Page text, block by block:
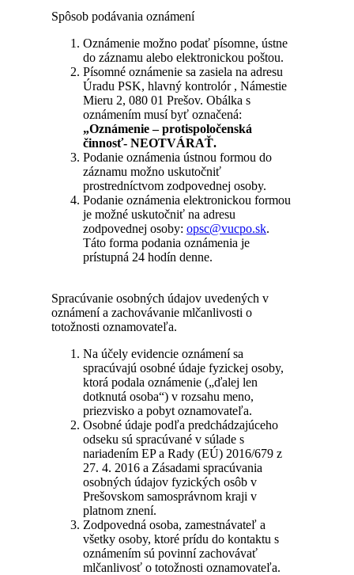
Spôsob podávania oznámení
Oznámenie možno podať písomne, ústne
do záznamu alebo elektronickou poštou.
Písomné oznámenie sa zasiela na adresu
Úradu PSK, hlavný kontrolór , Námestie
Mieru 2, 080 01 Prešov. Obálka s
oznámením musí byť označená:
„Oznámenie – protispoločenská
činnosť- NEOTVÁRAŤ.
Podanie oznámenia ústnou formou do
záznamu možno uskutočniť
prostredníctvom zodpovednej osoby.
Podanie oznámenia elektronickou formou
je možné uskutočniť na adresu
zodpovednej osoby:opsc@vucpo.sk.
Táto forma podania oznámenia je
prístupná 24 hodín denne.
Spracúvanie osobných údajov uvedených v
oznámení a zachovávanie mlčanlivosti o
totožnosti oznamovateľa.
Na účely evidencie oznámení sa
spracúvajú osobné údaje fyzickej osoby,
ktorá podala oznámenie („ďalej len
dotknutá osoba“) v rozsahu meno,
priezvisko a pobyt oznamovateľa.
Osobné údaje podľa predchádzajúceho
odseku sú spracúvané v súlade s
nariadením EP a Rady (EÚ) 2016/679 z
27. 4. 2016 a Zásadami spracúvania
osobných údajov fyzických osôb v
Prešovskom samosprávnom kraji v
platnom znení.
Zodpovedná osoba, zamestnávateľ a
všetky osoby, ktoré prídu do kontaktu s
oznámením sú povinní zachovávať
mlčanlivosť o totožnosti oznamovateľa.